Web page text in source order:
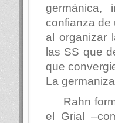
germánica,
confianza de
al organizar
las SS que
que
La
Rahn
el Grial